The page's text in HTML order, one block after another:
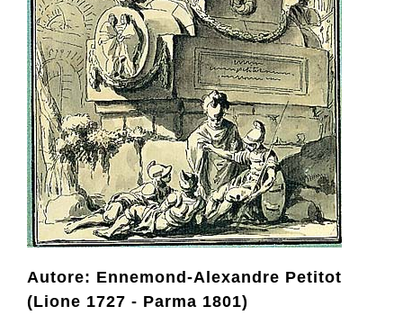
Collezione
Contatti e biglietti
Accessibilità
Dona
Cerca
Autore: Ennemond-Alexandre Petitot
(Lione 1727 - Parma 1801)